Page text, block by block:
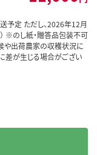
予定 ただし、2026年12月
※のし紙・贈答品包装不可
や出荷農家の収穫状況に
差が生じる場合がござい